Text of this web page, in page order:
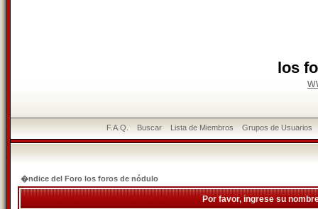
los
F.A.Q. Buscar Lista de Miembros Grupos de Usuarios
�ndice del Foro los foros de nódulo
Por favor, ingrese su